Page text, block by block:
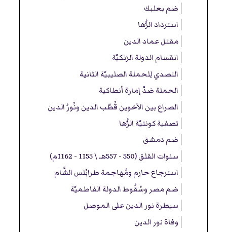
ضم بعلبك
استرداد الرُّها
مقتل عماد الدين
انقسام الدولة الزنكيَّة
التصدي لِلحملة الصليبيَّة الثانية
الحملة ضدَّ إمارة أنطاكية
الصراع بين الأخوين قُطُب الدين ونُورُ الدين
تصفية كونتيَّة الرُّها
ضم دمشق
سنوات القلق (550 - 557هـ \ 1155 - 1162م)
استرجاع حارم ومُهاجمة طرابُلس الشَّام
ضم مصر وسُقُوط الدولة الفاطميَّة
سيطرة نور الدين على الموصل
وفاة نور الدين